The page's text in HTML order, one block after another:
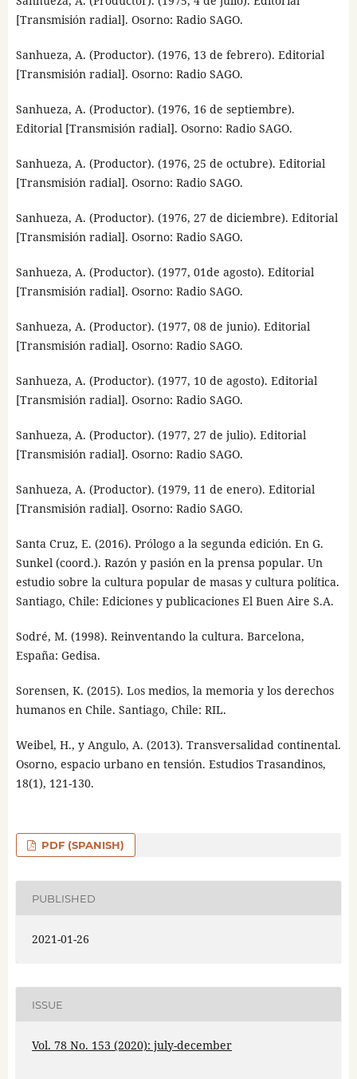
[Transmisión radial]. Osorno: Radio SAGO.
Sanhueza, A. (Productor). (1976, 13 de febrero). Editorial
[Transmisión radial]. Osorno: Radio SAGO.
Sanhueza, A. (Productor). (1976, 16 de septiembre).
Editorial [Transmisión radial]. Osorno: Radio SAGO.
Sanhueza, A. (Productor). (1976, 25 de octubre). Editorial
[Transmisión radial]. Osorno: Radio SAGO.
Sanhueza, A. (Productor). (1976, 27 de diciembre). Editorial
[Transmisión radial]. Osorno: Radio SAGO.
Sanhueza, A. (Productor). (1977, 01de agosto). Editorial
[Transmisión radial]. Osorno: Radio SAGO.
Sanhueza, A. (Productor). (1977, 08 de junio). Editorial
[Transmisión radial]. Osorno: Radio SAGO.
Sanhueza, A. (Productor). (1977, 10 de agosto). Editorial
[Transmisión radial]. Osorno: Radio SAGO.
Sanhueza, A. (Productor). (1977, 27 de julio). Editorial
[Transmisión radial]. Osorno: Radio SAGO.
Sanhueza, A. (Productor). (1979, 11 de enero). Editorial
[Transmisión radial]. Osorno: Radio SAGO.
Santa Cruz, E. (2016). Prólogo a la segunda edición. En G.
Sunkel (coord.). Razón y pasión en la prensa popular. Un
estudio sobre la cultura popular de masas y cultura política.
Santiago, Chile: Ediciones y publicaciones El Buen Aire S.A.
Sodré, M. (1998). Reinventando la cultura. Barcelona,
España: Gedisa.
Sorensen, K. (2015). Los medios, la memoria y los derechos
humanos en Chile. Santiago, Chile: RIL.
Weibel, H., y Angulo, A. (2013). Transversalidad continental.
Osorno, espacio urbano en tensión. Estudios Trasandinos,
18(1), 121-130.
PDF (SPANISH)
PUBLISHED
2021-01-26
ISSUE
Vol. 78 No. 153 (2020): july-december